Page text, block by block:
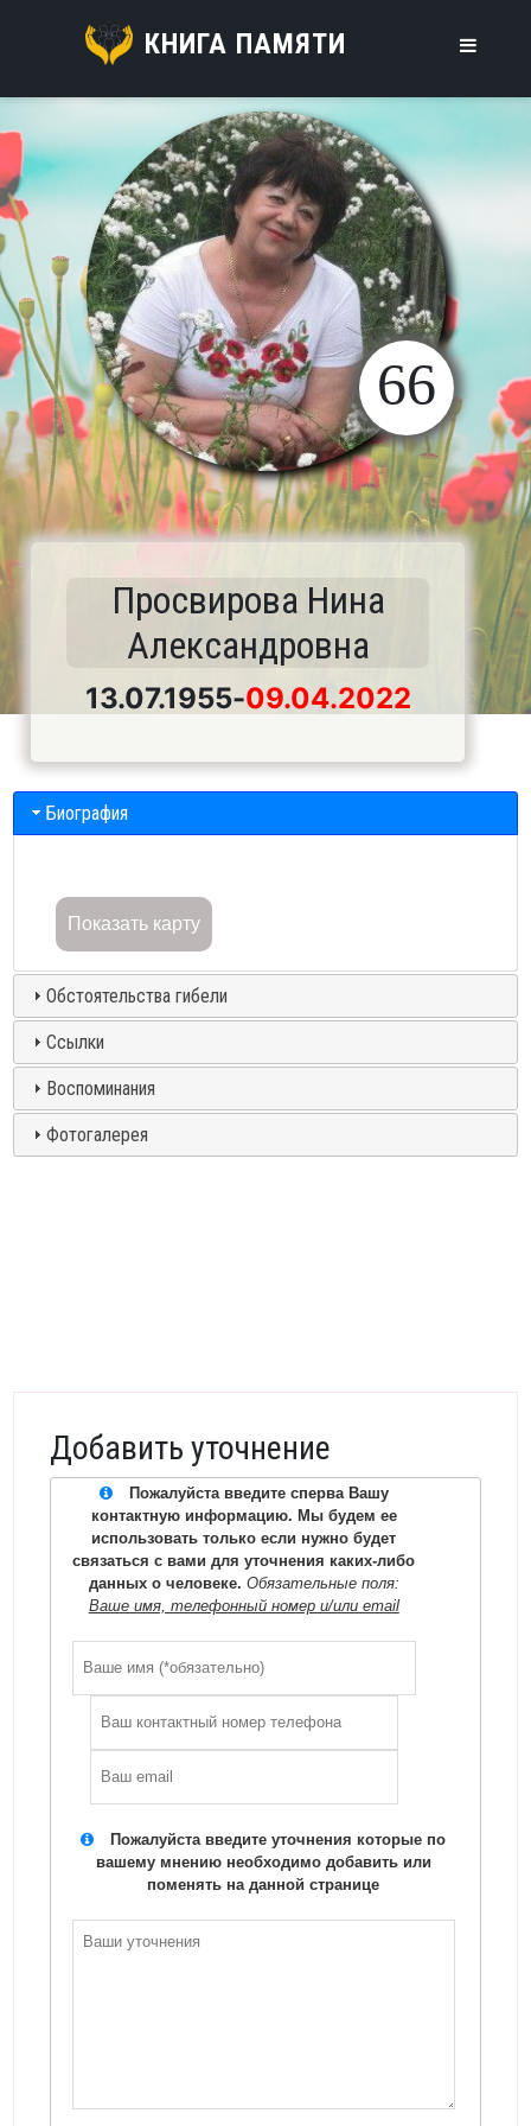
КНИГА ПАМЯТИ
66
Просвирова Нина
Александровна
13.07.1955-09.04.2022
Биография
Показать карту
Обстоятельства гибели
Ссылки
Воспоминания
Фотогалерея
Добавить уточнение
Пожалуйста введите сперва Вашу
контактную информацию. Мы будем ее
использовать только если нужно будет
связаться с вами для уточнения каких-либо
данных о человеке. Обязательные поля:
Ваше имя, телефонный номер и/или email
Пожалуйста введите уточнения которые по
вашему мнению необходимо добавить или
поменять на данной странице